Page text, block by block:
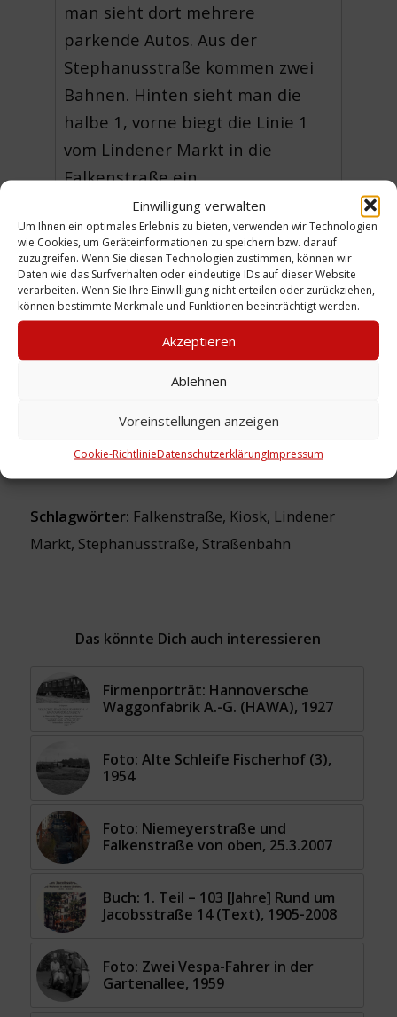
Einwilligung verwalten
Um Ihnen ein optimales Erlebnis zu bieten, verwenden wir Technologien
wie Cookies, um Geräteinformationen zu speichern bzw. darauf
zuzugreifen. Wenn Sie diesen Technologien zustimmen, können wir
Daten wie das Surfverhalten oder eindeutige IDs auf dieser Website
verarbeiten. Wenn Sie Ihre Einwilligung nicht erteilen oder zurückziehen,
können bestimmte Merkmale und Funktionen beeinträchtigt werden.
Akzeptieren
Ablehnen
Voreinstellungen anzeigen
Cookie-RichtlinieDatenschutzerklärungImpressum
man sieht dort mehrere
parkende Autos. Aus der
Stephanusstraße kommen zwei
Bahnen. Hinten sieht man die
halbe 1, vorne biegt die Linie 1
vom Lindener Markt in die
Falkenstraße ein.
Urheber: Exner, Harald
Sammlung:Exner
Zeitliche Einordnung: 16.08.1965
Ort: Lindener Markt ;
Stephanusstraße ; Falkenstraße
Schlagwörter: Falkenstraße, Kiosk, Lindener
Markt, Stephanusstraße, Straßenbahn
Das könnte Dich auch interessieren
Firmenporträt: Hannoversche
Waggonfabrik A.-G. (HAWA), 1927
Foto: Alte Schleife Fischerhof (3),
1954
Foto: Niemeyerstraße und
Falkenstraße von oben, 25.3.2007
Buch: 1. Teil – 103 [Jahre] Rund um
Jacobsstraße 14 (Text), 1905-2008
Foto: Zwei Vespa-Fahrer in der
Gartenallee, 1959